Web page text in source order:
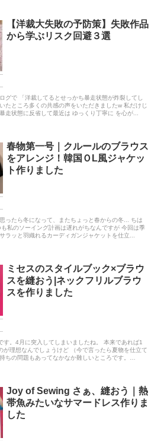
【洋裁大失敗の予防策】失敗作品
から学ぶリスク回避３選
グで 「洋裁してるとせっかち暴走状態が炸裂してし
たところ多くの共感の声をいただきましたw 私だけじ
走状態に反省して最近は ゆっくり丁寧に を心が...
春物第一号｜クルールのブラウス
をアレンジ！韓国ＯL風ジャケッ
ト作りました
ったら冬になって、またちょっと春からの冬... ちは
私のソーイング計画は遅れがちなんですが 今回は季
ラッと羽織れるカーディガンジャケットを仕立...
ミセスのスタイルブック×ブラウ
スを縫おう|ネックフリルブラウ
スを作りました
す。4月に突入してしまいましたね。 本来であれば1
が理想なんでしょうけど （今で言ったら夏物を仕立て
ちの問題もあってなかなか難しいところです。
Joy of Sewing さぁ、縫おう｜熱
帯魚みたいなサマードレス作りま
した